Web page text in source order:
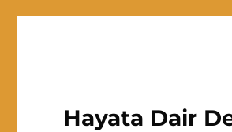
Hayata Dair